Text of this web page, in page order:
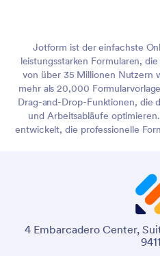
Jotform ist der einfachste
leistungsstarken Formularen,
von über 35 Millionen Nutzern
mehr als 20,000
Drag-and-Drop-Funktionen, die
und Arbeitsabläufe
entwickelt, die professionelle
4 Embarcadero Center,